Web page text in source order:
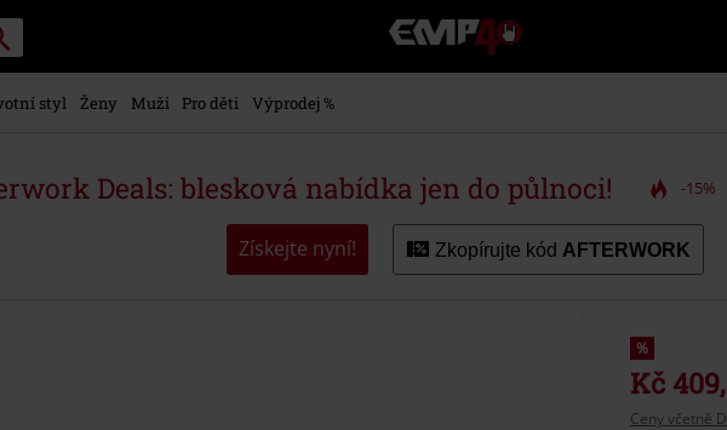
EMP
-
Hudba,
Merch
hráče,
Alternativní
styl Ženy Muži Pro děti Výprodej %
Deals: blesková nabídka jen do půlnoci! -15%
Získejte nyní! Zkopírujte kód AFTERWORK
%
Kč
Ceny včetně